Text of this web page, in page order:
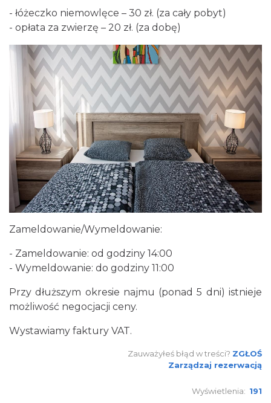
- łóżeczko niemowlęce – 30 zł. (za cały pobyt)
- opłata za zwierzę – 20 zł. (za dobę)
Zameldowanie/Wymeldowanie:
- Zameldowanie: od godziny 14:00
- Wymeldowanie: do godziny 11:00
Przy dłuższym okresie najmu (ponad 5 dni) istnieje
możliwość negocjacji ceny.
Wystawiamy faktury VAT.
Zauważyłeś błąd w treści? ZGŁOŚ
Zarządzaj rezerwacją
Wyświetlenia: 191